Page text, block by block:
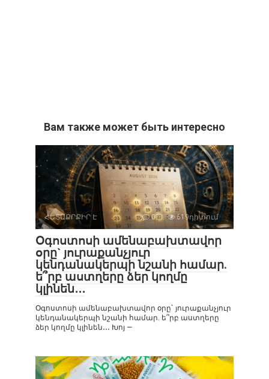
Вам также может быть интересно
ՀԵՏԱՔՐՔԻՐ Է 0 619դիտում
Օգոստոսի ամենաբախտավոր
օրը` յուրաքանչյուր
կենդանակերպի նշանի համար.
ե՞րբ աստղերը ձեր կողմը
կլինեն․․․
Օգոստոսի ամենաբախտավոր օրը` յուրաքանչյուր
կենդանակերպի նշանի համար. ե՞րբ աստղերը
ձեր կողմը կլինեն․․․ Խոյ —